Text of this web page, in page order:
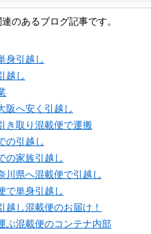
連のあるブログ記事です。
身引越し
越し
阪へ安く引越し
き取り混載便で運搬
の引越し
の家族引越し
川県へ混載便で引越し
で単身引越し
し混載便のお届け！
ぶ混載便のコンテナ内部